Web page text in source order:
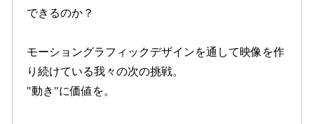
できるのか？
モーショングラフィックデザインを通して映像を作
り続けている我々の次の挑戦。
"動き"に価値を。